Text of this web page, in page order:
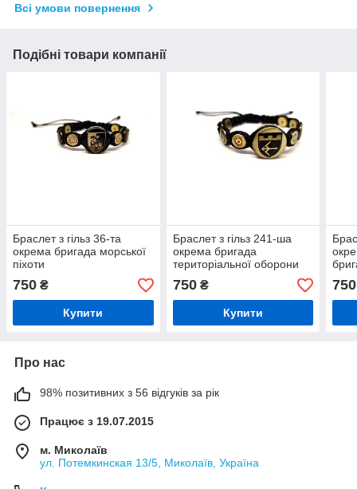
Всі умови повернення
Подібні товари компанії
Браслет з гільз 36-та
окрема бригада морської
піхоти
750 ₴
Купити
Браслет з гільз 241-ша
окрема бригада
територіальної оборони
750₴
Купити
750
Про нас
98% позитивних з 56 відгуків за рік
Працює з 19.07.2015
м. Миколаїв
ул. Потемкинская 13/5, Миколаїв, Україна